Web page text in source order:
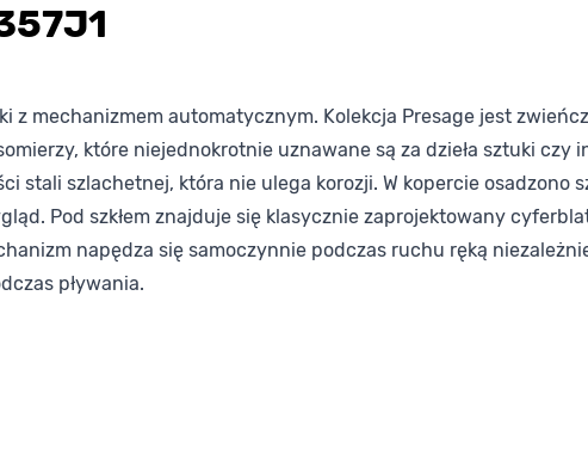
z mechanizmem automatycznym. Kolekcja Presage jest
które niejednokrotnie uznawane są za dzieła sztuki
stali szlachetnej, która nie ulega korozji. W kopercie osadzono
Pod szkłem znajduje się klasycznie zaprojektowany
napędza się samoczynnie podczas ruchu ręką
pływania.